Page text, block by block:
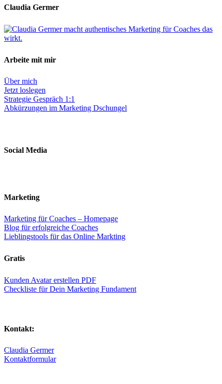
Claudia Germer
Arbeite mit mir
Über mich
Jetzt loslegen
Strategie Gespräch 1:1
Abkürzungen im Marketing Dschungel
Social Media
Marketing
Marketing für Coaches – Homepage
Blog für erfolgreiche Coaches
Lieblingstools für das Online Markting
Gratis
Kunden Avatar erstellen PDF
Checkliste für Dein Marketing Fundament
Kontakt:
Claudia Germer
Kontaktformular